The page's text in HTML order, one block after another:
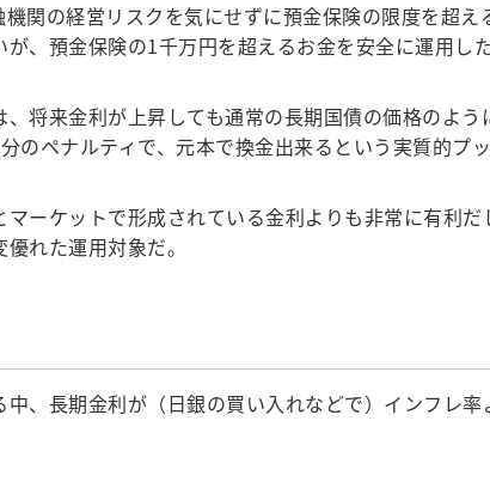
関の経営リスクを気にせずに預金保険の限度を超
、預金保険の1千万円を超えるお金を安全に運用し
将来金利が上昇しても通常の長期国債の価格のよ
のペナルティで、元本で換金出来るという実質的プ
ーケットで形成されている金利よりも非常に有利
れた運用対象だ。
、長期金利が（日銀の買い入れなどで）インフレ